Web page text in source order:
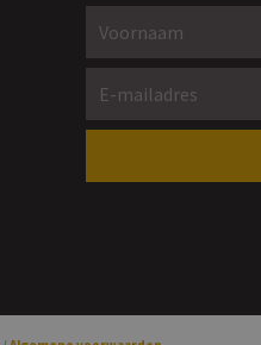
Voornaam *
E-mailadres *
Gelieve dit veld leeg